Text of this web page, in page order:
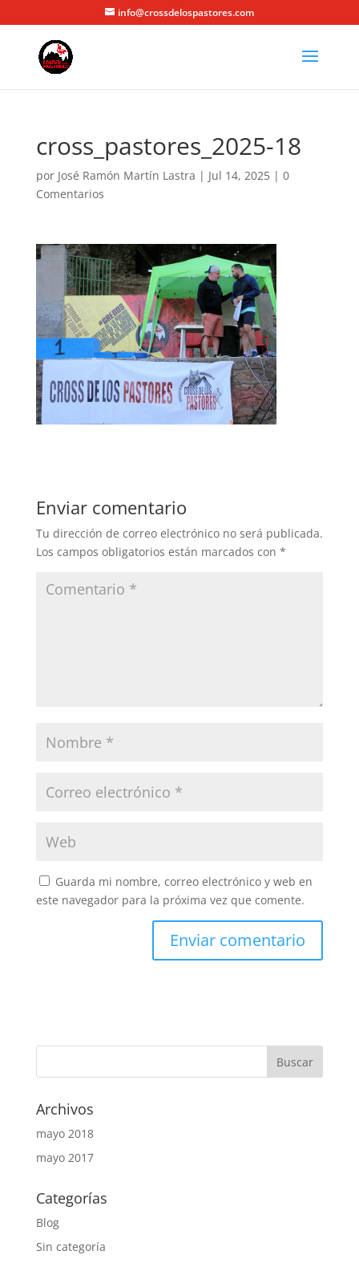
info@crossdelospastores.com
cross_pastores_2025-18
por José Ramón Martín Lastra | Jul 14, 2025| 0
Comentarios
Enviar comentario
Tu dirección de correo electrónico no será publicada.
Los campos obligatorios están marcados con *
Guarda mi nombre, correo electrónico y web en
este navegador para la próxima vez que comente.
Archivos
mayo 2018
mayo 2017
Categorías
Blog
Sin categoría